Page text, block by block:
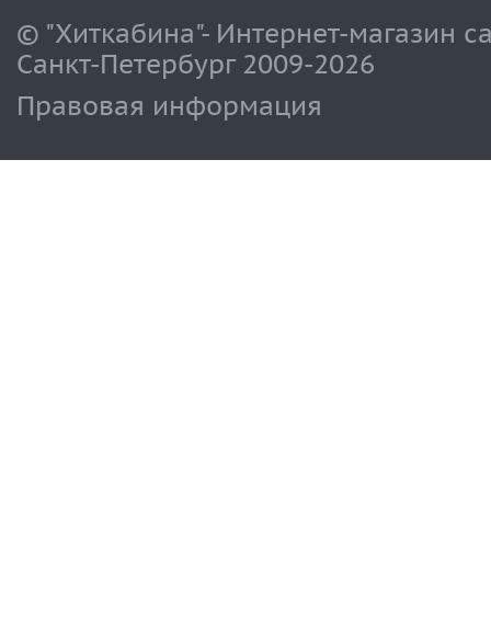
© "Хиткабина"- Интернет-магазин
Санкт-Петербург 2009-2026
Правовая информация